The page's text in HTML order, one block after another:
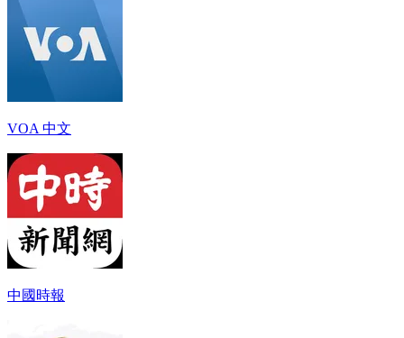
VOA 中文
中國時報